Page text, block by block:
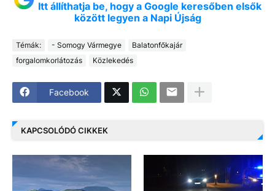
Itt állíthatja be, hogy a Google keresőben elsők
között legyen a Napi Újság
Témák: - Somogy Vármegye
Balatonfőkajár
forgalomkorlátozás
Közlekedés
Facebook
KAPCSOLÓDÓ CIKKEK